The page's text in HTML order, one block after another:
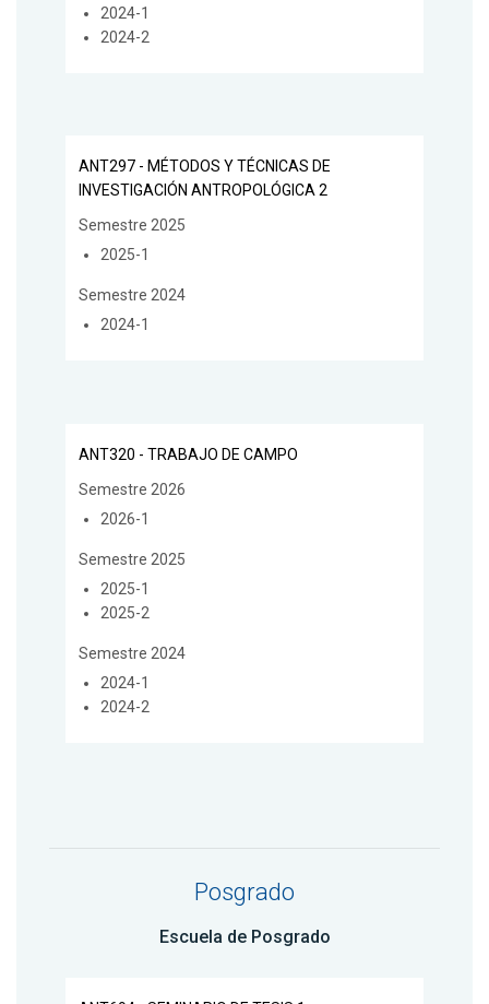
2024-1
2024-2
ANT297 - MÉTODOS Y TÉCNICAS DE
INVESTIGACIÓN ANTROPOLÓGICA 2
Semestre 2025
2025-1
Semestre 2024
2024-1
ANT320 - TRABAJO DE CAMPO
Semestre 2026
2026-1
Semestre 2025
2025-1
2025-2
Semestre 2024
2024-1
2024-2
Posgrado
Escuela de Posgrado